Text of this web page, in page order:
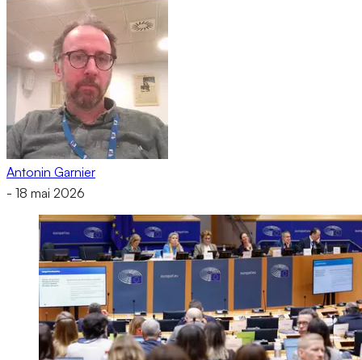
Antonin Garnier
- 18 mai 2026